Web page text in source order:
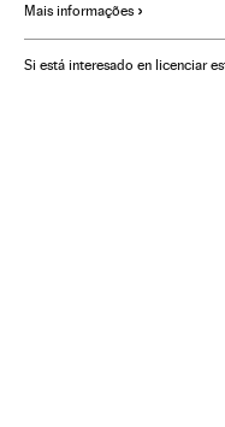
Mais informações
Si está interesado en licenciar